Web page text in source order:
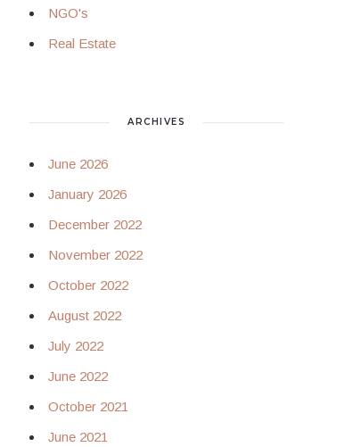
NGO's
Real Estate
ARCHIVES
June 2026
January 2026
December 2022
November 2022
October 2022
August 2022
July 2022
June 2022
October 2021
June 2021